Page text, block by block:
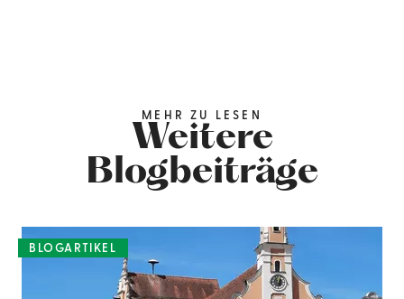
MEHR ZU LESEN
Weitere
Blogbeiträge
BLOGARTIKEL